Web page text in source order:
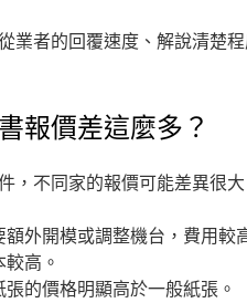
業者的回覆速度、解說清楚
報價差這麼多？
，不同家的報價可能差異很
外開模或調整機台，費用較
高。
的價格明顯高於一般紙張。